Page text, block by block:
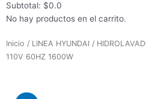
Subtotal: $0.0
No hay productos en el carrito.
Inicio / LINEA HYUNDAI /
110V 60HZ 1600W